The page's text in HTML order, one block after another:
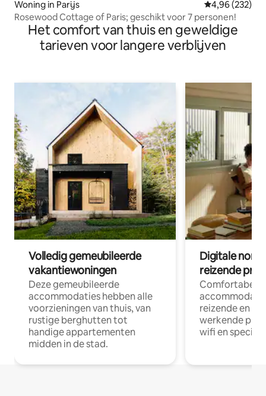
Woning in Parijs Gemiddelde
4,96 (232)
Rosewood Cottage of Paris; geschikt voor 7 personen!
Het comfort van thuis en geweldige
tarieven voor langere verblijven
Volledig gemeubileerde
vakantiewoningen
Deze gemeubileerde
accommodaties hebben alle
voorzieningen van thuis, van
rustige berghutten tot
handige appartementen
midden in de stad.
Digitale
reizende
Comfortabele
reizende en
werkende
wifi en